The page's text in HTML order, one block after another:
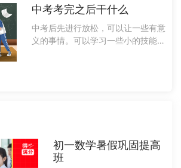
试的，大多数都是免试就可以入学，
重点初中......
中考考完之后干什么
中考后先进行放松，可以让一些有意
义的事情。可以学习一些小的技能，
初一数学暑假巩固提高
班